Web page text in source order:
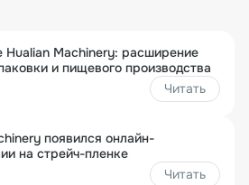
Hualian Machinery: расширение
и пищевого производства
Читать
появился онлайн-
на стрейч-пленке
Читать